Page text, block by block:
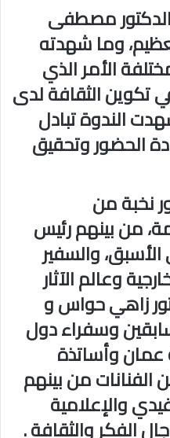
مصطفى
وما شهدته
الأمر الذي
الثقافة لدى
الندوة تبادل
الحضور وتحقيق
نخبة من
من بينهم رئيس
والسفير
وعالم الآثار
زاهي حواس و
وسفراء دول
عمان وأساتذة
من بينهم
والإعلامية
الفكر والثقافة .